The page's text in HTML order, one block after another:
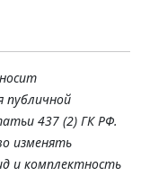
публичной
437 (2) ГК РФ.
изменять
и комплектность